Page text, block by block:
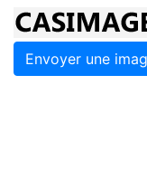
Envoyer une